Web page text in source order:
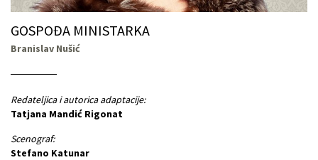
GOSPOĐA MINISTARKA
Branislav Nušić
Redateljica i autorica adaptacije:
Tatjana Mandić Rigonat
Scenograf:
Stefano Katunar